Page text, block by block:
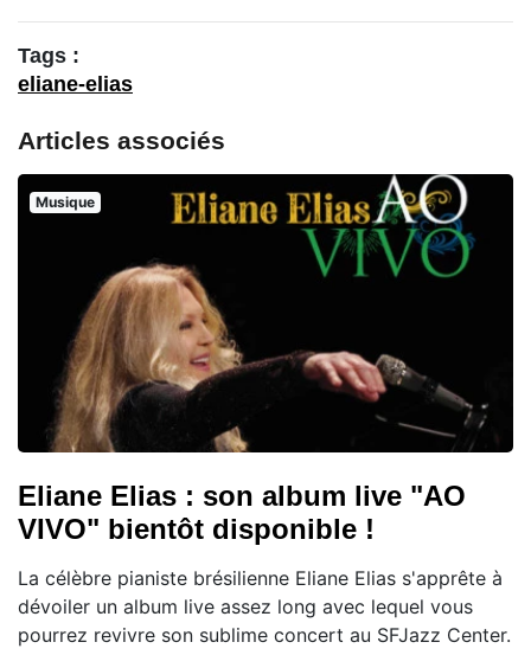
Tags :
eliane-elias
Articles associés
Musique
Eliane Elias : son album live "AO
VIVO" bientôt disponible !
La célèbre pianiste brésilienne Eliane Elias s'apprête à
dévoiler un album live assez long avec lequel vous
pourrez revivre son sublime concert au SFJazz Center.